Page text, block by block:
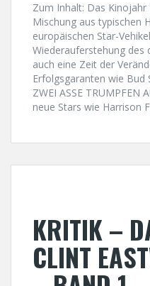
Zum Inhalt: Das
Mischung aus typischen
europäischen Star-
Wiederauferstehung des
auch eine Zeit der
Erfolgsgaranten wie Bud
ZWEI ASSE TRUMPFEN
neue Stars wie Harrison
KRITIK –
CLINT